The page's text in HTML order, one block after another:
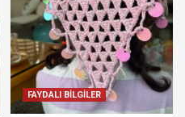
FAYDALI BİLGİLER